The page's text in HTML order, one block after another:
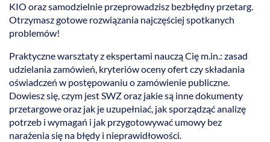
KIO oraz samodzielnie przeprowadzisz bezbłędny przetarg.
Otrzymasz gotowe rozwiązania najczęściej spotkanych
problemów!
Praktyczne warsztaty z ekspertami nauczą Cię m.in.: zasad
udzielania zamówień, kryteriów oceny ofert czy składania
oświadczeń w postępowaniu o zamówienie publiczne.
Dowiesz się, czym jest SWZ oraz jakie są inne dokumenty
przetargowe oraz jak je uzupełniać, jak sporządząć analizę
potrzeb i wymagań i jak przygotowywać umowy bez
narażenia się na błędy i nieprawidłowości.